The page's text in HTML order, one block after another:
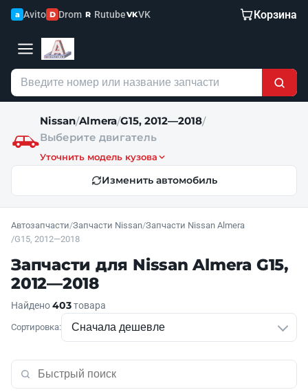
a Avito D Drom R RutubeVKVK Корзина
Nissan/Almera/G15, 2012—2018/
Выберите двигатель
Уточнить модель кузова
Изменить автомобиль
Автозапчасти/Запчасти Nissan/Запчасти Nissan Almera
/G15, 2012—2018
Запчасти для Nissan Almera G15,
2012—2018
Найдено403товара
Сортировка: